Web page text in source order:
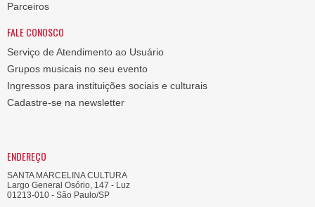
Parceiros
FALE CONOSCO
Serviço de Atendimento ao Usuário
Grupos musicais no seu evento
Ingressos para instituições sociais e culturais
Cadastre-se na newsletter
ENDEREÇO
SANTA MARCELINA CULTURA
Largo General Osório, 147 - Luz
01213-010 - São Paulo/SP